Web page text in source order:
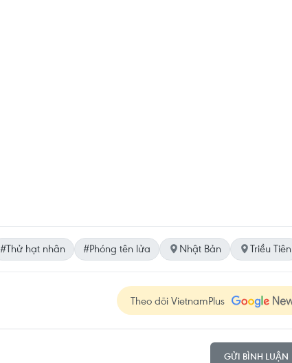
#Thử hạt nhân #Phóng tên lửa Nhật Bản Triều Tiên
Theo dõi VietnamPlus
GỬI BÌNH LUẬN